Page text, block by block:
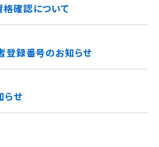
格確認について
登録番号のお知らせ
らせ